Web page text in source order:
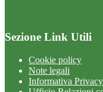
Sezione Link Utili
Cookie policy
Note legali
Informativa Privacy